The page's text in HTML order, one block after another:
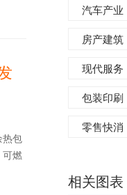
热包
可燃
汽车产业
房产建筑
现代服务
包装印刷
零售快消
相关图表